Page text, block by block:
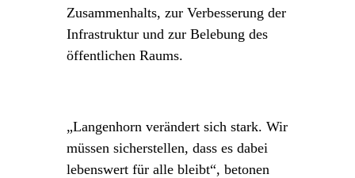
Zusammenhalts, zur Verbesserung der
Infrastruktur und zur Belebung des
öffentlichen Raums.
„Langenhorn verändert sich stark. Wir
müssen sicherstellen, dass es dabei
lebenswert für alle bleibt“, betonen